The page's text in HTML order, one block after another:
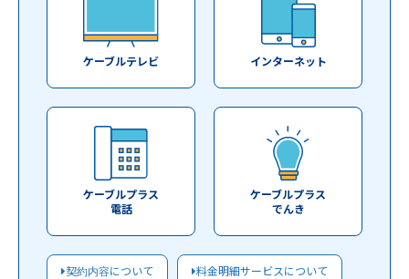
ケーブルテレビ インターネット
ケーブルプラス
電話
ケーブルプラス
でんき
契約内容について 料金明細サービスについて